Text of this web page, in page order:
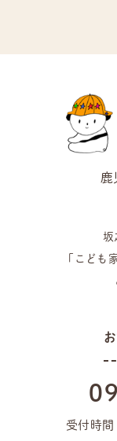
鹿
坂
「こども
受付時